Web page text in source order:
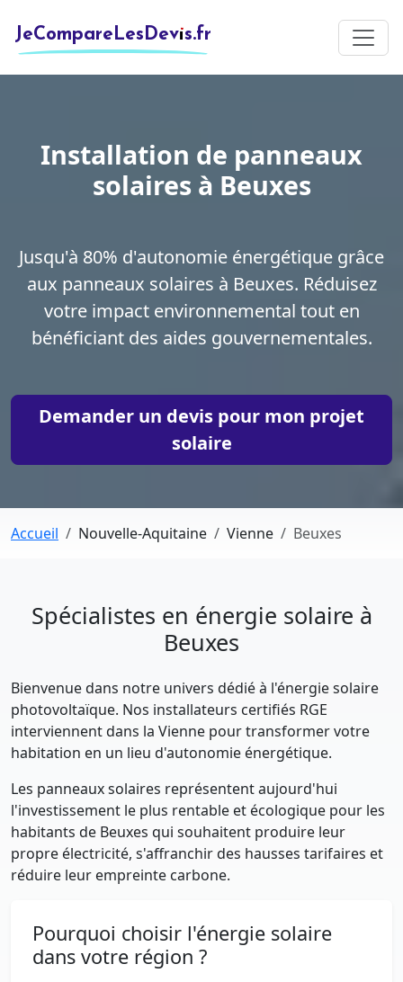
JeCompareLesDevis.fr
Installation de panneaux
solaires à Beuxes
Jusqu'à 80% d'autonomie énergétique grâce
aux panneaux solaires à Beuxes. Réduisez
votre impact environnemental tout en
bénéficiant des aides gouvernementales.
Demander un devis pour mon projet
solaire
Accueil Nouvelle-Aquitaine Vienne Beuxes
Spécialistes en énergie solaire à
Beuxes
Bienvenue dans notre univers dédié à l'énergie solaire
photovoltaïque. Nos installateurs certifiés RGE
interviennent dans la Vienne pour transformer votre
habitation en un lieu d'autonomie énergétique.
Les panneaux solaires représentent aujourd'hui
l'investissement le plus rentable et écologique pour les
habitants de Beuxes qui souhaitent produire leur
propre électricité, s'affranchir des hausses tarifaires et
réduire leur empreinte carbone.
Pourquoi choisir l'énergie solaire
dans votre région ?